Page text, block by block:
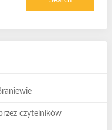
czytelników